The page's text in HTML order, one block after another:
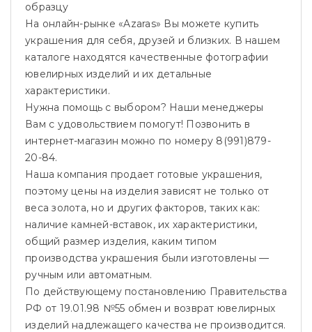
образцу
На онлайн-рынке «Azaras» Вы можете купить
украшения для себя, друзей и близких. В нашем
каталоге находятся качественные фотографии
ювелирных изделий и их детальные
характеристики.
Нужна помощь с выбором? Наши менеджеры
Вам с удовольствием помогут! Позвонить в
интернет-магазин можно по номеру 8(991)879-
20-84.
Наша компания продает готовые украшения,
поэтому цены на изделия зависят не только от
веса золота, но и других факторов, таких как:
наличие камней-вставок, их характеристики,
общий размер изделия, каким типом
производства украшения были изготовлены —
ручным или автоматным.
По действующему постановлению Правительства
РФ от 19.01.98 №55 обмен и возврат ювелирных
изделий надлежащего качества не производится.